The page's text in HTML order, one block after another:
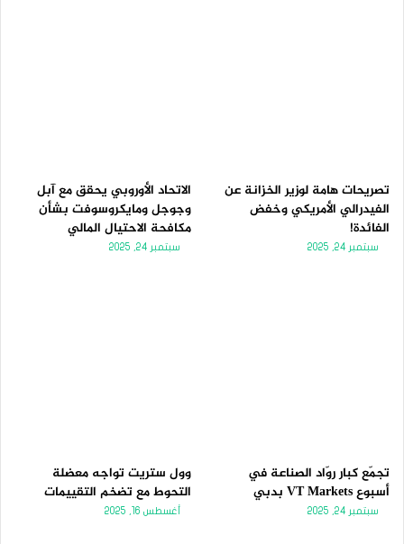
تصريحات هامة لوزير الخزانة عن
الفيدرالي الأمريكي وخفض
الفائدة!
سبتمبر 24, 2025
الاتحاد الأوروبي يحقق مع آبل
وجوجل ومايكروسوفت بشأن
مكافحة الاحتيال المالي
سبتمبر 24, 2025
تجمّع كبار روّاد الصناعة في
أسبوع VT Markets بدبي
سبتمبر 24, 2025
وول ستريت تواجه معضلة
التحوط مع تضخم التقييمات
أغسطس 16, 2025